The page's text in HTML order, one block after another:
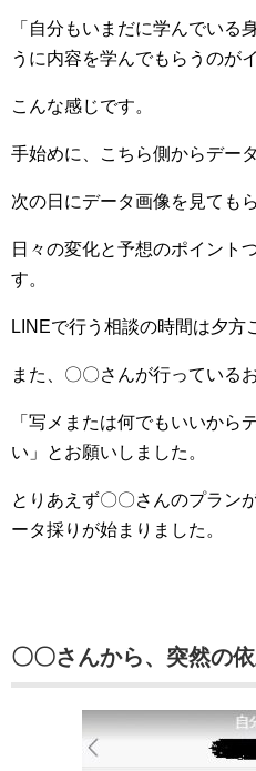
「自分もいまだに学んでいる
うに内容を学んでもらうのがイ
こんな感じです。
手始めに、こちら側からデー
次の日にデータ画像を見てもら
日々の変化と予想のポイント
す。
LINEで行う相談の時間は夕方
また、〇〇さんが行っている
「写メまたは何でもいいから
い」とお願いしました。
とりあえず〇〇さんのプラン
ータ採りが始まりました。
〇〇さんから、突然の依